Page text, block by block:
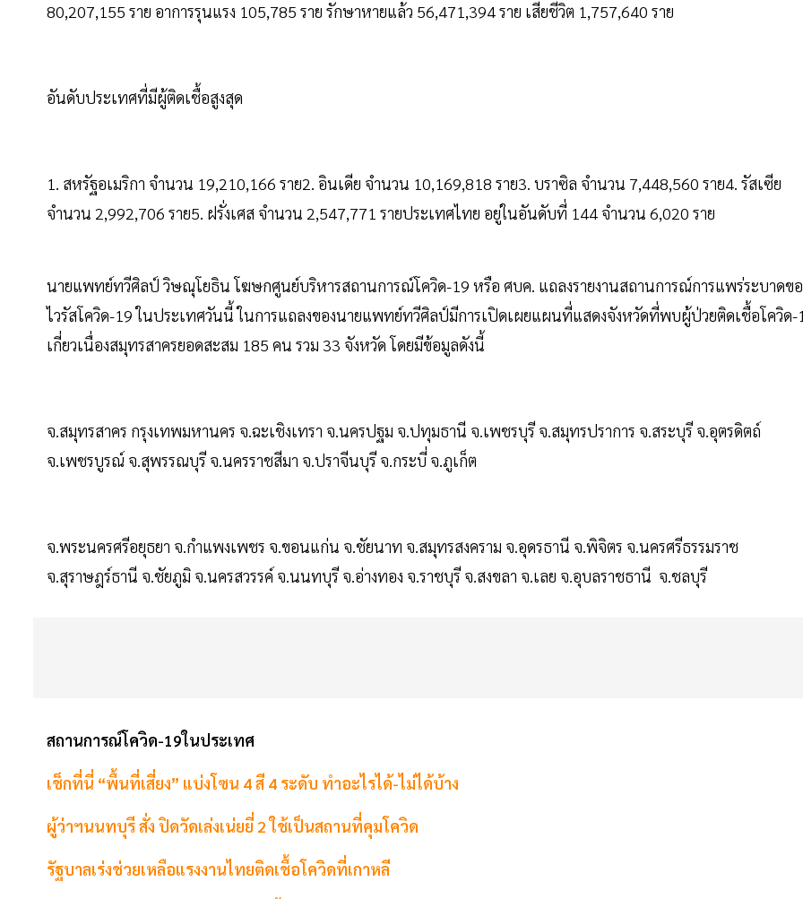
80,207,155 ราย อาการรุนแรง 105,785 ราย รักษาหายแล้ว 56,471,394 ราย เสียชีวิต 1,757,640 ราย
อันดับประเทศที่มีผู้ติดเชื้อสูงสุด
1. สหรัฐอเมริกา จำนวน 19,210,166 ราย2. อินเดีย จำนวน 10,169,818 ราย3. บราซิล จำนวน 7,448,560 ราย4. รัสเซีย
จำนวน 2,992,706 ราย5. ฝรั่งเศส จำนวน 2,547,771 รายประเทศไทย อยู่ในอันดับที่ 144 จำนวน 6,020 ราย
นายแพทย์ทวีศิลป์ วิษณุโยธิน โฆษกศูนย์บริหารสถานการณ์โควิด-19 หรือ ศบค. แถลงรายงานสถานการณ์การแพร่ระบาดข
ไวรัสโควิด-19 ในประเทศวันนี้ ในการแถลงของนายแพทย์ทวีศิลป์มีการเปิดเผยแผนที่แสดงจังหวัดที่พบผู้ป่วยติดเชื้อโควิด-
เกี่ยวเนื่องสมุทรสาครยอดสะสม 185 คน รวม 33 จังหวัด โดยมีข้อมูลดังนี้
จ.สมุทรสาคร กรุงเทพมหานคร จ.ฉะเชิงเทรา จ.นครปฐม จ.ปทุมธานี จ.เพชรบุรี จ.สมุทรปราการ จ.สระบุรี จ.อุตรดิตถ์
จ.เพชรบูรณ์ จ.สุพรรณบุรี จ.นครราชสีมา จ.ปราจีนบุรี จ.กระบี่ จ.ภูเก็ต
จ.พระนครศรีอยุธยา จ.กำแพงเพชร จ.ขอนแก่น จ.ชัยนาท จ.สมุทรสงคราม จ.อุดรธานี จ.พิจิตร จ.นครศรีธรรมราช
จ.สุราษฎร์ธานี จ.ชัยภูมิ จ.นครสวรรค์ จ.นนทบุรี จ.อ่างทอง จ.ราชบุรี จ.สงขลา จ.เลย จ.อุบลราชธานี จ.ชลบุรี
สถานการณ์โควิด-19ในประเทศ
เช็กที่นี่ “พื้นที่เสี่ยง” แบ่งโซน 4 สี 4 ระดับ ทำอะไรได้-ไม่ได้บ้าง
ผู้ว่าฯนนทบุรี สั่ง ปิดวัดเล่งเน่ยยี่ 2 ใช้เป็นสถานที่คุมโควิด
รัฐบาลเร่งช่วยเหลือแรงงานไทยติดเชื้อโควิดที่เกาหลี